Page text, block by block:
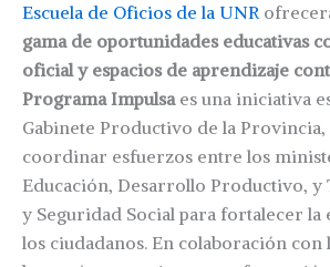
Escuela de Oficios de la UNR
gama de oportunidades educativas
oficial y espacios de aprendizaje
Programa Impulsaes una iniciativa
Gabinete Productivo de la Provincia,
coordinar esfuerzos entre los
Educación, Desarrollo Productivo, y
y Seguridad Social para fortalecer la
los ciudadanos. En colaboración con